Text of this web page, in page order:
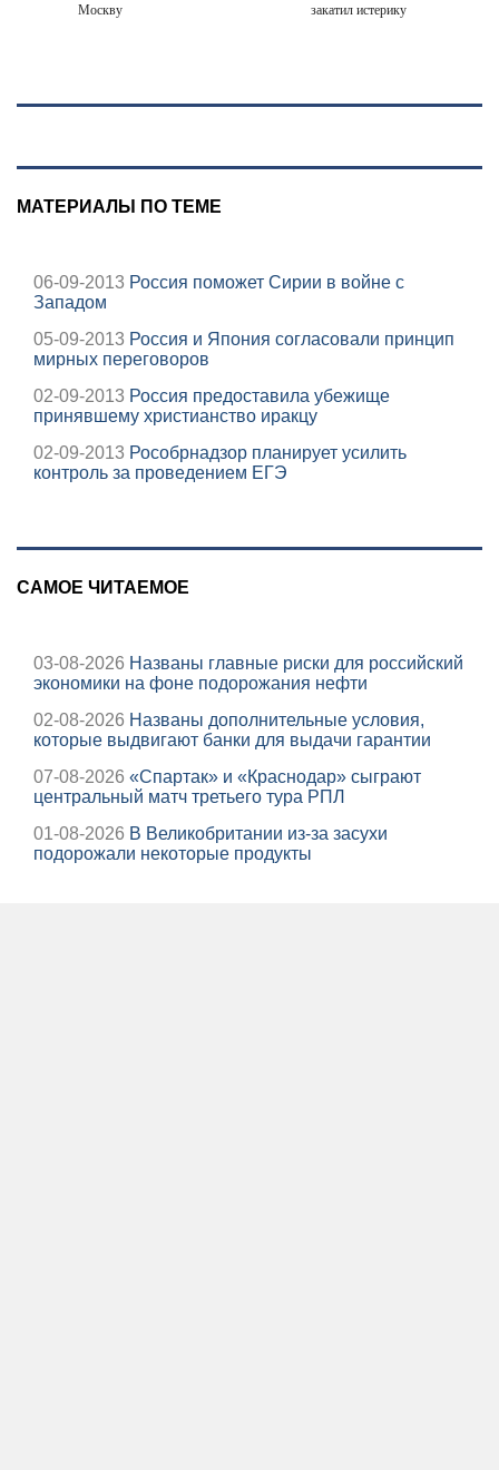
Москву
закатил истерику
МАТЕРИАЛЫ ПО ТЕМЕ
06-09-2013 Россия поможет Сирии в войне с
Западом
05-09-2013 Россия и Япония согласовали принцип
мирных переговоров
02-09-2013 Россия предоставила убежище
принявшему христианство иракцу
02-09-2013 Рособрнадзор планирует усилить
контроль за проведением ЕГЭ
САМОЕ ЧИТАЕМОЕ
03-08-2026 Названы главные риски для российский
экономики на фоне подорожания нефти
02-08-2026 Названы дополнительные условия,
которые выдвигают банки для выдачи гарантии
07-08-2026 «Спартак» и «Краснодар» сыграют
центральный матч третьего тура РПЛ
01-08-2026 В Великобритании из-за засухи
подорожали некоторые продукты